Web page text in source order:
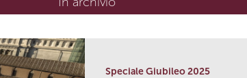
Speciale Giubileo 2025